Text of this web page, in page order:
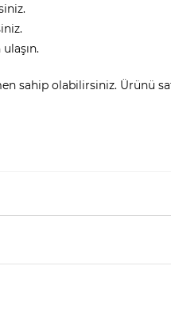
sahip olabilirsiniz. Ürünü